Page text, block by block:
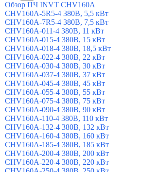
Обзор ПЧ INVT CHV160A
CHV160A-5R5-4 380В, 5,5 кВт
CHV160A-7R5-4 380В, 7,5 кВт
CHV160A-011-4 380В, 11 кВт
CHV160A-015-4 380В, 15 кВт
CHV160A-018-4 380В, 18,5 кВт
CHV160A-022-4 380В, 22 кВт
CHV160A-030-4 380В, 30 кВт
CHV160A-037-4 380В, 37 кВт
CHV160A-045-4 380В, 45 кВт
CHV160A-055-4 380В, 55 кВт
CHV160A-075-4 380В, 75 кВт
CHV160A-090-4 380В, 90 кВт
CHV160A-110-4 380В, 110 кВт
CHV160A-132-4 380В, 132 кВт
CHV160A-160-4 380В, 160 кВт
CHV160A-185-4 380В, 185 кВт
CHV160A-200-4 380В, 200 кВт
CHV160A-220-4 380В, 220 кВт